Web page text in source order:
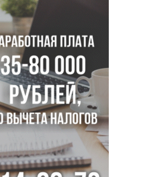
Бату отметил юбилей в
спасли сердце восьмиклассницы